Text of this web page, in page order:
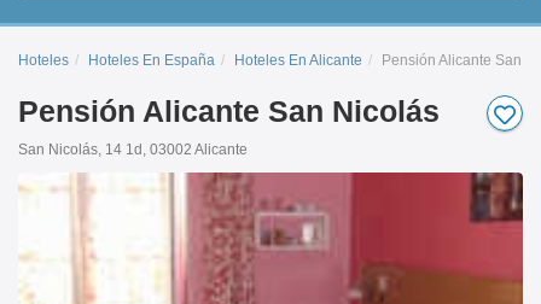
Hoteles Hoteles En España Hoteles En Alicante Pensión Alicante San
Pensión Alicante San Nicolás
San Nicolás, 14 1d, 03002 Alicante